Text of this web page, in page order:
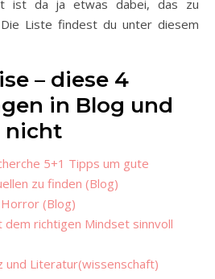
ist da ja etwas dabei, das zu
Liste findest du unter diesem
– diese 4
in Blog und
nicht
5+1 Tipps um gute
zu finden (Blog)
(Blog)
richtigen Mindset sinnvoll
und Literatur(wissenschaft)